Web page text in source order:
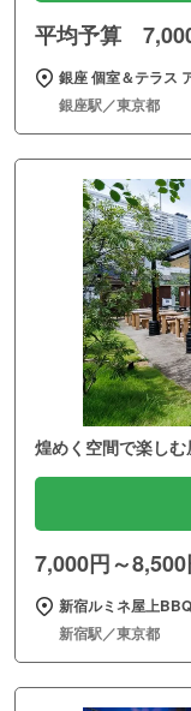
平均予算
銀座 個室＆テラス
銀座駅／東京都
煌めく空間で楽し
7,000円～8,500
新宿ルミネ屋上
新宿駅／東京都